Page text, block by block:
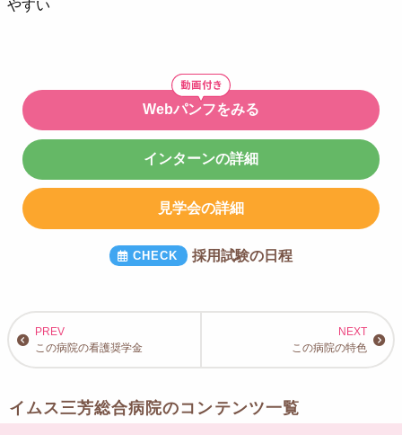
やすい
Webパンフをみる
インターンの詳細
見学会の詳細
採用試験の日程
この病院の看護奨学金 この病院の特色
イムス三芳総合病院のコンテンツ一覧